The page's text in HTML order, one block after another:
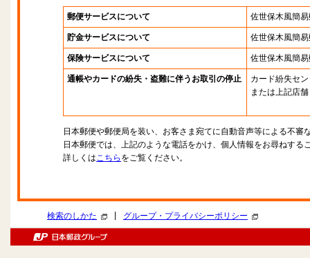
郵便サービスについて 佐世保木風簡
貯金サービスについて 佐世保木風簡
保険サービスについて 佐世保木風簡
通帳やカードの紛失・盗難に伴うお取引の停止
カード紛失セ
または上記店舗
日本郵便や郵便局を装い、お客さま宛てに自動音声等による不審
日本郵便では、上記のような電話をかけ、個人情報をお尋ねする
詳しくはこちら をご覧ください。
検索のしかた グループ・プライバシーポリシー